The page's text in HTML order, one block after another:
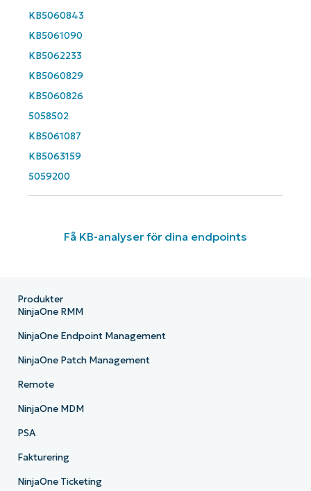
KB5060843
KB5061090
KB5062233
KB5060829
KB5060826
5058502
KB5061087
KB5063159
5059200
Få KB-analyser för dina endpoints
Phone
Country
Company
name*
Produkter
NinjaOne RMM
NinjaOne Endpoint Management
NinjaOne Patch Management
Remote
NinjaOne MDM
PSA
Fakturering
NinjaOne Ticketing